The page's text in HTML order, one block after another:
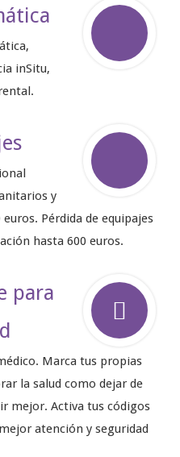
inSitu,
y
Pérdida de equipajes
hasta 600 euros.
para
Marca tus propias
la salud como dejar de
mejor. Activa tus códigos
atención y seguridad